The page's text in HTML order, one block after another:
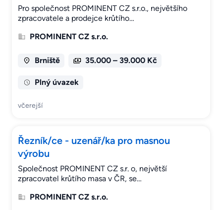
Pro společnost PROMINENT CZ s.r.o., největšího
zpracovatele a prodejce krůtího…
PROMINENT CZ s.r.o.
Brniště 35.000 – 39.000 Kč
Plný úvazek
včerejší
Řezník/ce - uzenář/ka pro masnou
výrobu
Společnost PROMINENT CZ s.r. o, největší
zpracovatel krůtího masa v ČR, se…
PROMINENT CZ s.r.o.